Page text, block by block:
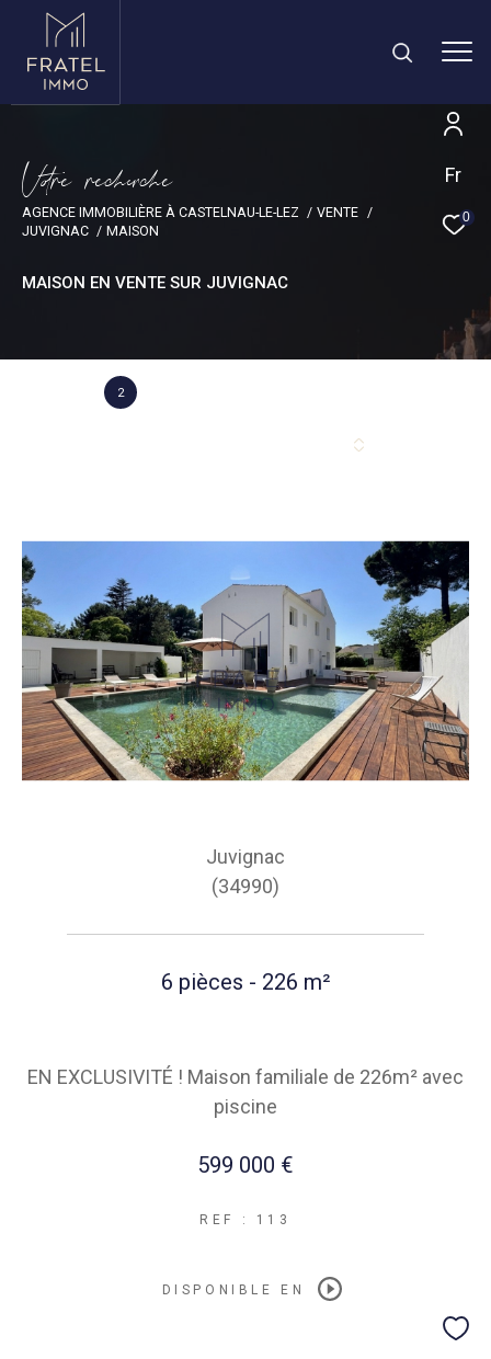
Fr
0
Vore recece
AGENCE IMMOBILIÈRE À CASTELNAU-LE-LEZ
VENTE
JUVIGNAC
MAISON
MAISON EN VENTE SUR JUVIGNAC
2
Juvignac
(34990)
6 pièces - 226 m²
EN EXCLUSIVITÉ ! Maison familiale de 226m² avec
piscine
599 000 €
REF : 113
DISPONIBLE EN